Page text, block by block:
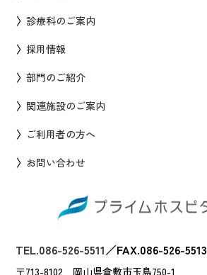
診療科のご案内
採用情報
部門のご紹介
関連施設のご案内
ご利用者の方へ
お問い合わせ
TEL.086-526-5511／FAX.086-526-5513
〒713-8102 岡山県倉敷市玉島750-1